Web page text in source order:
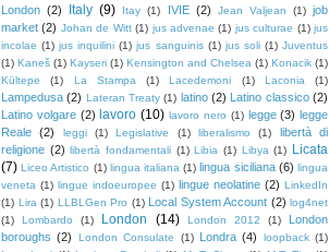
London (2) Italy (9) Itay (1) IVIE (2) Jean Valjean (1) job
market (2) Johan de Witt (1) jus advenae (1) jus culturae (1) jus
incolae (1) jus inquilini (1) jus sanguinis (1) jus soli (1) Juventus
(1) Kaneš (1) Kayseri (1) Kensington and Chelsea (1) Konacik (1)
Kültepe
(1) La Stampa (1) Lacedemoni (1) Laconia (1)
Lampedusa (2) Lateran Treaty (1) latino (2) Latino classico (2)
Latino volgare (2) lavoro (10) lavoro nero (1) legge (3) legge
Reale
(2) leggi (1) Legislative (1) liberalismo (1)
libertà di
religione (2) libertà fondamentali (1) Libia (1) Libya (1)
Licata
(7) Liceo Artistico (1) lingua italiana (1) lingua siciliana (6) lingua
veneta (1) lingue indoeuropee (1) lingue neolatine (2) LinkedIn
(1) Lira (1) LLBLGen Pro (1) Local System Account (2) log4net
(1)
Lombardo (1) London (14) London 2012 (1)
London
boroughs (2) London Consulate (1) Londra (4) loopback (1)